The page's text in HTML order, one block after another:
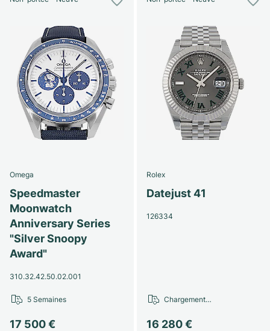
Omega
Speedmaster
Moonwatch
Anniversary Series
"Silver Snoopy
Award"
310.32.42.50.02.001
17 500 €
5 Semaines
Rolex
Datejust 41
126334
16 280 €
Chargement…